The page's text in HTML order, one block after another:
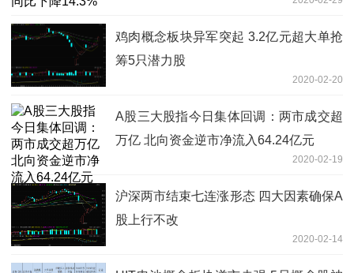
鸡肉概念板块异军突起 3.2亿元超大单抢
筹5只潜力股
2020-02-20
A股三大股指今日集体回调：两市成交超
万亿 北向资金逆市净流入64.24亿元
2020-02-19
沪深两市结束七连涨形态 四大因素确保A
股上行不改
2020-02-14